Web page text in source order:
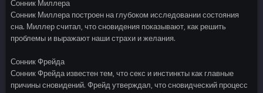
Сонник Миллера
Сонник Миллера построен на глубоком исследовании состояния
сна. Миллер считал, что сновидения показывают, как решить
проблемы и выражают наши страхи и желания.
Сонник Фрейда
Сонник Фрейда известен тем, что секс и инстинкты как главные
причины сновидений. Фрейд утверждал, что сновидческий процесс